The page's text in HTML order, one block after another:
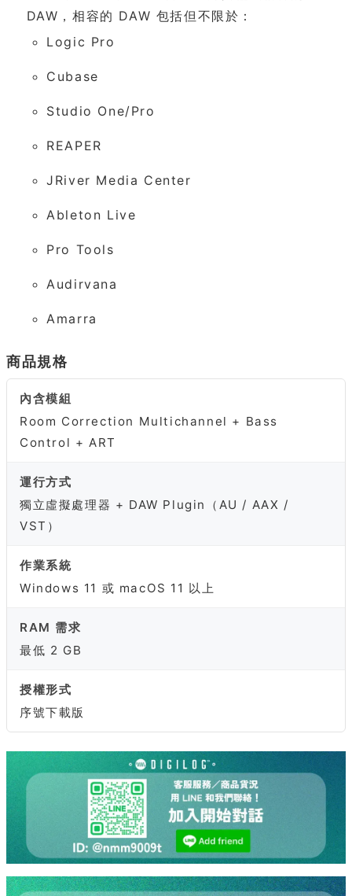
DAW，相容的 DAW 包括但不限於：
Logic Pro
Cubase
Studio One/Pro
REAPER
JRiver Media Center
Ableton Live
Pro Tools
Audirvana
Amarra
商品規格
內含模組
Room Correction Multichannel + Bass
Control + ART
運行方式
獨立虛擬處理器 + DAW Plugin（AU / AAX /
VST）
作業系統
Windows 11 或 macOS 11 以上
RAM 需求
最低 2 GB
授權形式
序號下載版